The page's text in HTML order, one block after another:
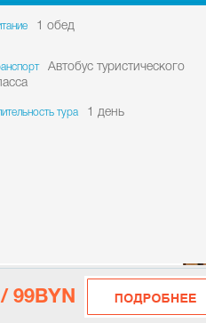
1 обед
Автобус туристического
тура 1 день
99BYN